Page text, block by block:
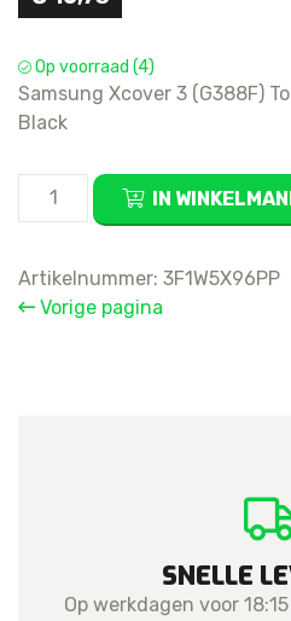
Op voorraad (4)
Samsung Xcover 3 (G388F)
Black
Samsung
Xcover
(G388F)
Touchscreen
IN
Artikelnummer: 3F1W5X96PP
Vorige pagina
SNELLE
Op werkdagen voor